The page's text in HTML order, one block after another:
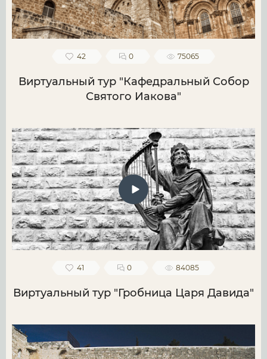
42 0 75065
Виртуальный тур "Кафедральный Собор
Святого Иакова"
41 0 84085
Виртуальный тур "Гробница Царя Давида"